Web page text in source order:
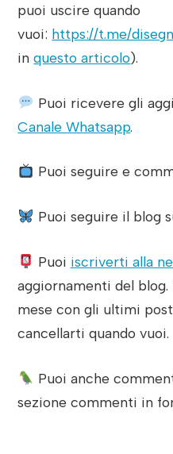
puoi uscire quando
vuoi: https://t.me/
inquesto articolo).
Puoi ricevere gli
Canale Whatsapp.
Puoi seguire e
Puoi seguire il blog
Puoi iscriverti alla
aggiornamenti del
mese con gli ultimi
cancellarti quando vuoi.
Puoi anche
sezione commenti in